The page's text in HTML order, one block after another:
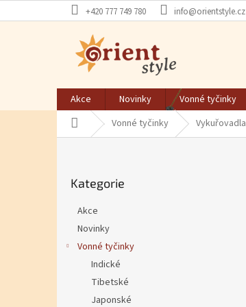
+420 777 749 780 info@orientstyle.cz
Akce Novinky Vonné tyčinky
Domů Vonné tyčinky Vykuřovadla
Kategorie
Akce
Novinky
Vonné tyčinky
Indické
Tibetské
Japonské